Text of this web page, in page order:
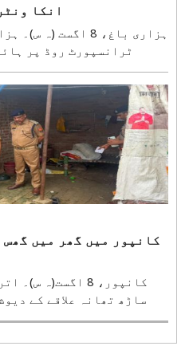
انکا
ٹرانسپورٹ روڈ پر
معاملے میں ایک بڑی
جمعہ کی رات دیر گئے
کانپور میں گھر میں
کانپور، 8
ساڑھ تھانہ علاقے کے
رات کھیتوں کے درمیان